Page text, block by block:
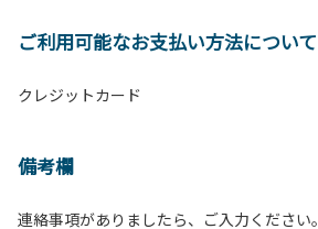
ご利用可能なお支払い方法について
クレジットカード
備考欄
連絡事項がありましたら、ご入力くださ